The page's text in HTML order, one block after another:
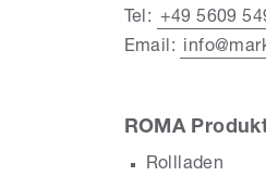
Tel: +49 5609
Email:
ROMA
Rollladen